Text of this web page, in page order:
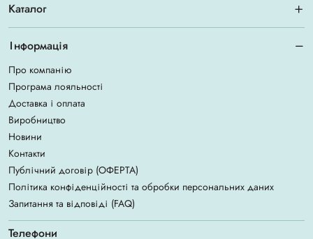
Каталог
Інформація
Про компанію
Програма лояльності
Доставка і оплата
Виробництво
Новини
Контакти
Публічний договір (ОФЕРТА)
Політика конфіденційності та обробки персональних даних
Запитання та відповіді (FAQ)
Телефони